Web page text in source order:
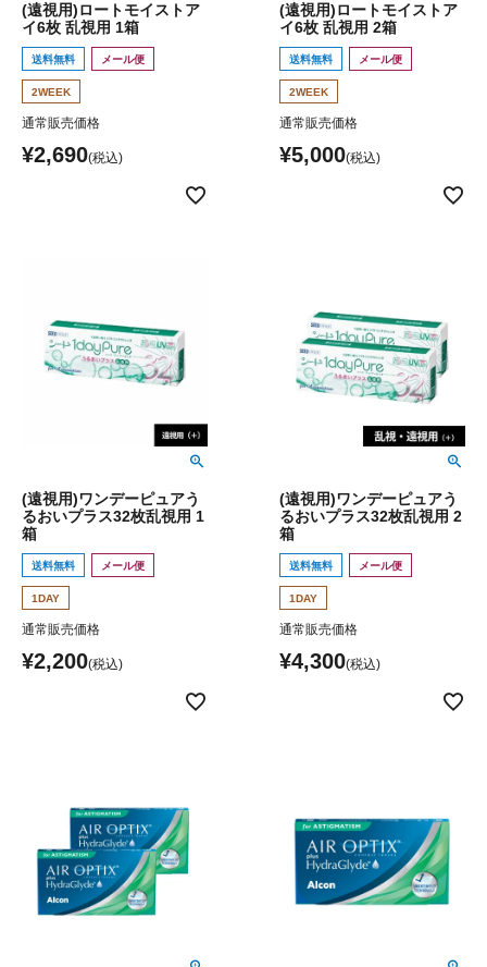
(遠視用)ロートモイストア
イ6枚 乱視用 1箱
送料無料 メール便
2WEEK
通常販売価格
¥2,690
(遠視用)ロートモイストア
イ6枚 乱視用 2箱
送料無料 メール便
2WEEK
通常販売価格
¥5,000
(遠視用)ワンデーピュアう
るおいプラス32枚乱視用 1
箱
送料無料 メール便
1DAY
通常販売価格
¥2,200
(遠視用)ワンデーピュアう
るおいプラス32枚乱視用 2
箱
送料無料 メール便
1DAY
通常販売価格
¥4,300